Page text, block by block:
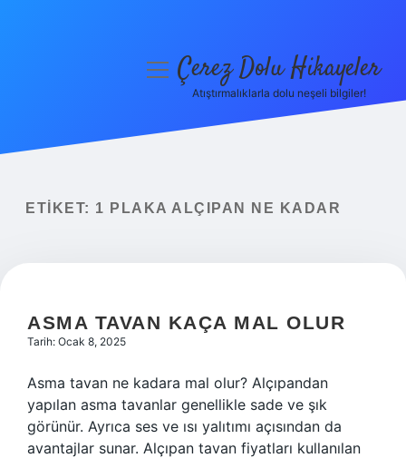
Yasal Uyarı
menüyüÇerez Dolu Hikayeler
Atıştırmalıklarla dolu neşeli bilgiler!
ETIKET: 1 PLAKA ALÇIPAN NE KADAR
ASMA TAVAN KAÇA MAL OLUR
Tarih: Ocak 8, 2025
Asma tavan ne kadara mal olur? Alçıpandan
yapılan asma tavanlar genellikle sade ve şık
görünür. Ayrıca ses ve ısı yalıtımı açısından da
avantajlar sunar. Alçıpan tavan fiyatları kullanılan